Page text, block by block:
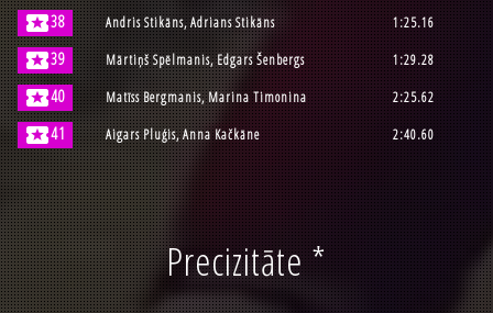
local_activity38 Andris Stikāns, Adrians Stikāns 1:25.16
local_activity39 Mārtiņš Spēlmanis, Edgars Šenbergs 1:29.28
local_activity40 Matīss Bergmanis, Marina Timonina 2:25.62
local_activity41 Aigars Pluģis, Anna Kačkāne 2:40.60
Precizitāte *